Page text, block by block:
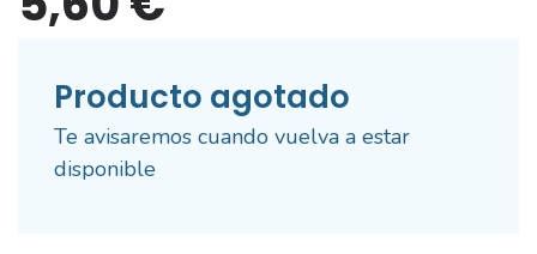
Producto agotado
Te avisaremos cuando vuelva a estar
disponible